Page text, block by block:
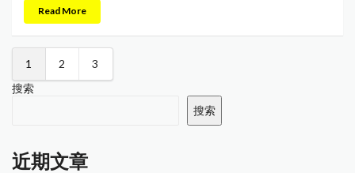
Read More
1 2 3
搜索
搜索
近期文章